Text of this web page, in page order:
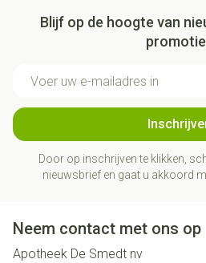
Blijf op de hoogte van
Door op inschrijven te klikken,
nieuwsbrief en gaat u akkoord
Neem contact met ons op
Apotheek De Smedt nv